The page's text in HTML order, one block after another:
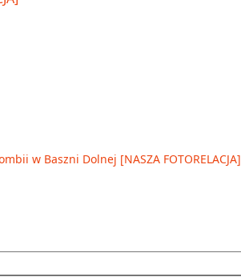
w Baszni Dolnej [NASZA FOTORELACJA]